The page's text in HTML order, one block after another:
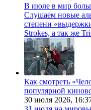
В июле в мир
Слушаем новые
степени
Strokes, а так же
Как смотреть
популярной
30 июля 2026,